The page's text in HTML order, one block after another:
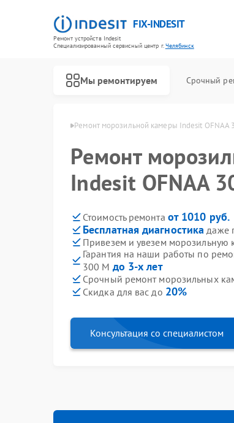
FIX-INDESIT
Ремонт устройств Indesit
Специализированный cервисный центр г.Челябинск
Мы ремонтируем Срочный
в Челябинске Ремонт морозильной камеры Indesit OFNAA
Ремонт
Indesit OFNAA
Стоимость ремонта от 1010 руб.
Бесплатная диагностика даже
Привезем и увезем морозильную
Гарантия на наши работы по
300 M до 3-х лет
Срочный ремонт морозильных
Скидка для вас до 20%
Консультация со специалистом